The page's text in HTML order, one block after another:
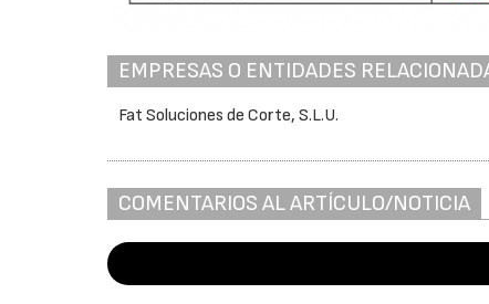
EMPRESAS O ENTIDADES
Fat Soluciones de Corte, S.L.U.
COMENTARIOS AL ARTÍCULO/NOTICIA